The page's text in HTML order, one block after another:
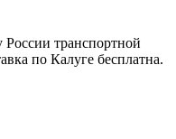
транспортной
по Калуге бесплатна.